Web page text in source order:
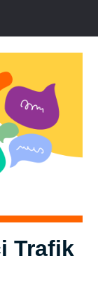
Trafik